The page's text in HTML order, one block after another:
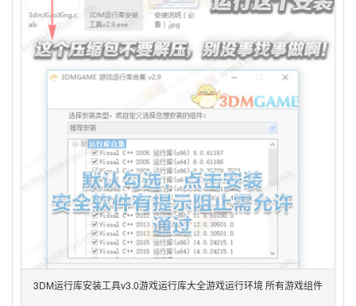
3DM运行库安装工具v3.0游戏运行库大全游戏运行环境 所有游戏组件